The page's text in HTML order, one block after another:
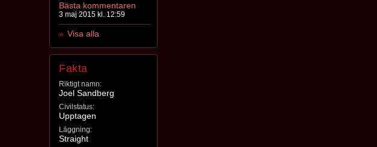
Bästa kommentaren
3 maj 2015 kl. 12:59
Visa alla
Fakta
Riktigt namn:
Joel Sandberg
Civilstatus:
Upptagen
Läggning:
Straight